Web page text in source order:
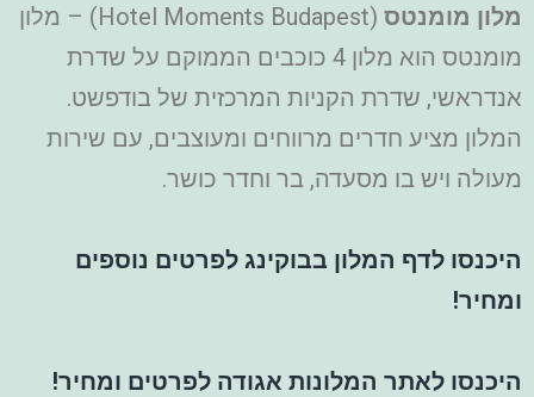
מלון מומנטס
(Hotel Moments Budapest) – מלון
מומנטס הוא מלון 4 כוכבים הממוקם על שדרת
אנדראשי, שדרת הקניות המרכזית של בודפשט.
המלון מציע חדרים מרווחים ומעוצבים, עם שירות
מעולה ויש בו מסעדה, בר וחדר כושר.
היכנסו לדף המלון בבוקינג לפרטים נוספים
ומחיר!
היכנסו לאתר המלונות אגודה לפרטים ומחיר!